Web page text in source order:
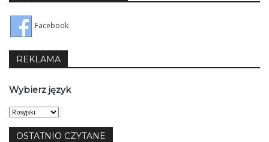
Facebook
REKLAMA
Wybierz język
Wybierz
język
OSTATNIO CZYTANE